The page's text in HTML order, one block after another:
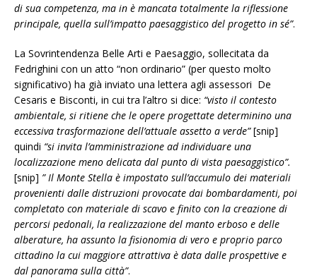
di sua competenza, ma in è mancata totalmente la riflessione
principale, quella sull’impatto paesaggistico del progetto in sé”.
La Sovrintendenza Belle Arti e Paesaggio, sollecitata da
Fedrighini con un atto “non ordinario” (per questo molto
significativo) ha già inviato una lettera agli assessori De
Cesaris e Bisconti, in cui tra l’altro si dice: “visto il contesto
ambientale, si ritiene che le opere progettate determinino una
eccessiva trasformazione dell’attuale assetto a verde”[snip]
quindi “si invita l’amministrazione ad individuare una
localizzazione meno delicata dal punto di vista paesaggistico”.
[snip] ” Il Monte Stella è impostato sull’accumulo dei materiali
provenienti dalle distruzioni provocate dai bombardamenti, poi
completato con materiale di scavo e finito con la creazione di
percorsi pedonali, la realizzazione del manto erboso e delle
alberature, ha assunto la fisionomia di vero e proprio parco
cittadino la cui maggiore attrattiva è data dalle prospettive e
dal panorama sulla città”.